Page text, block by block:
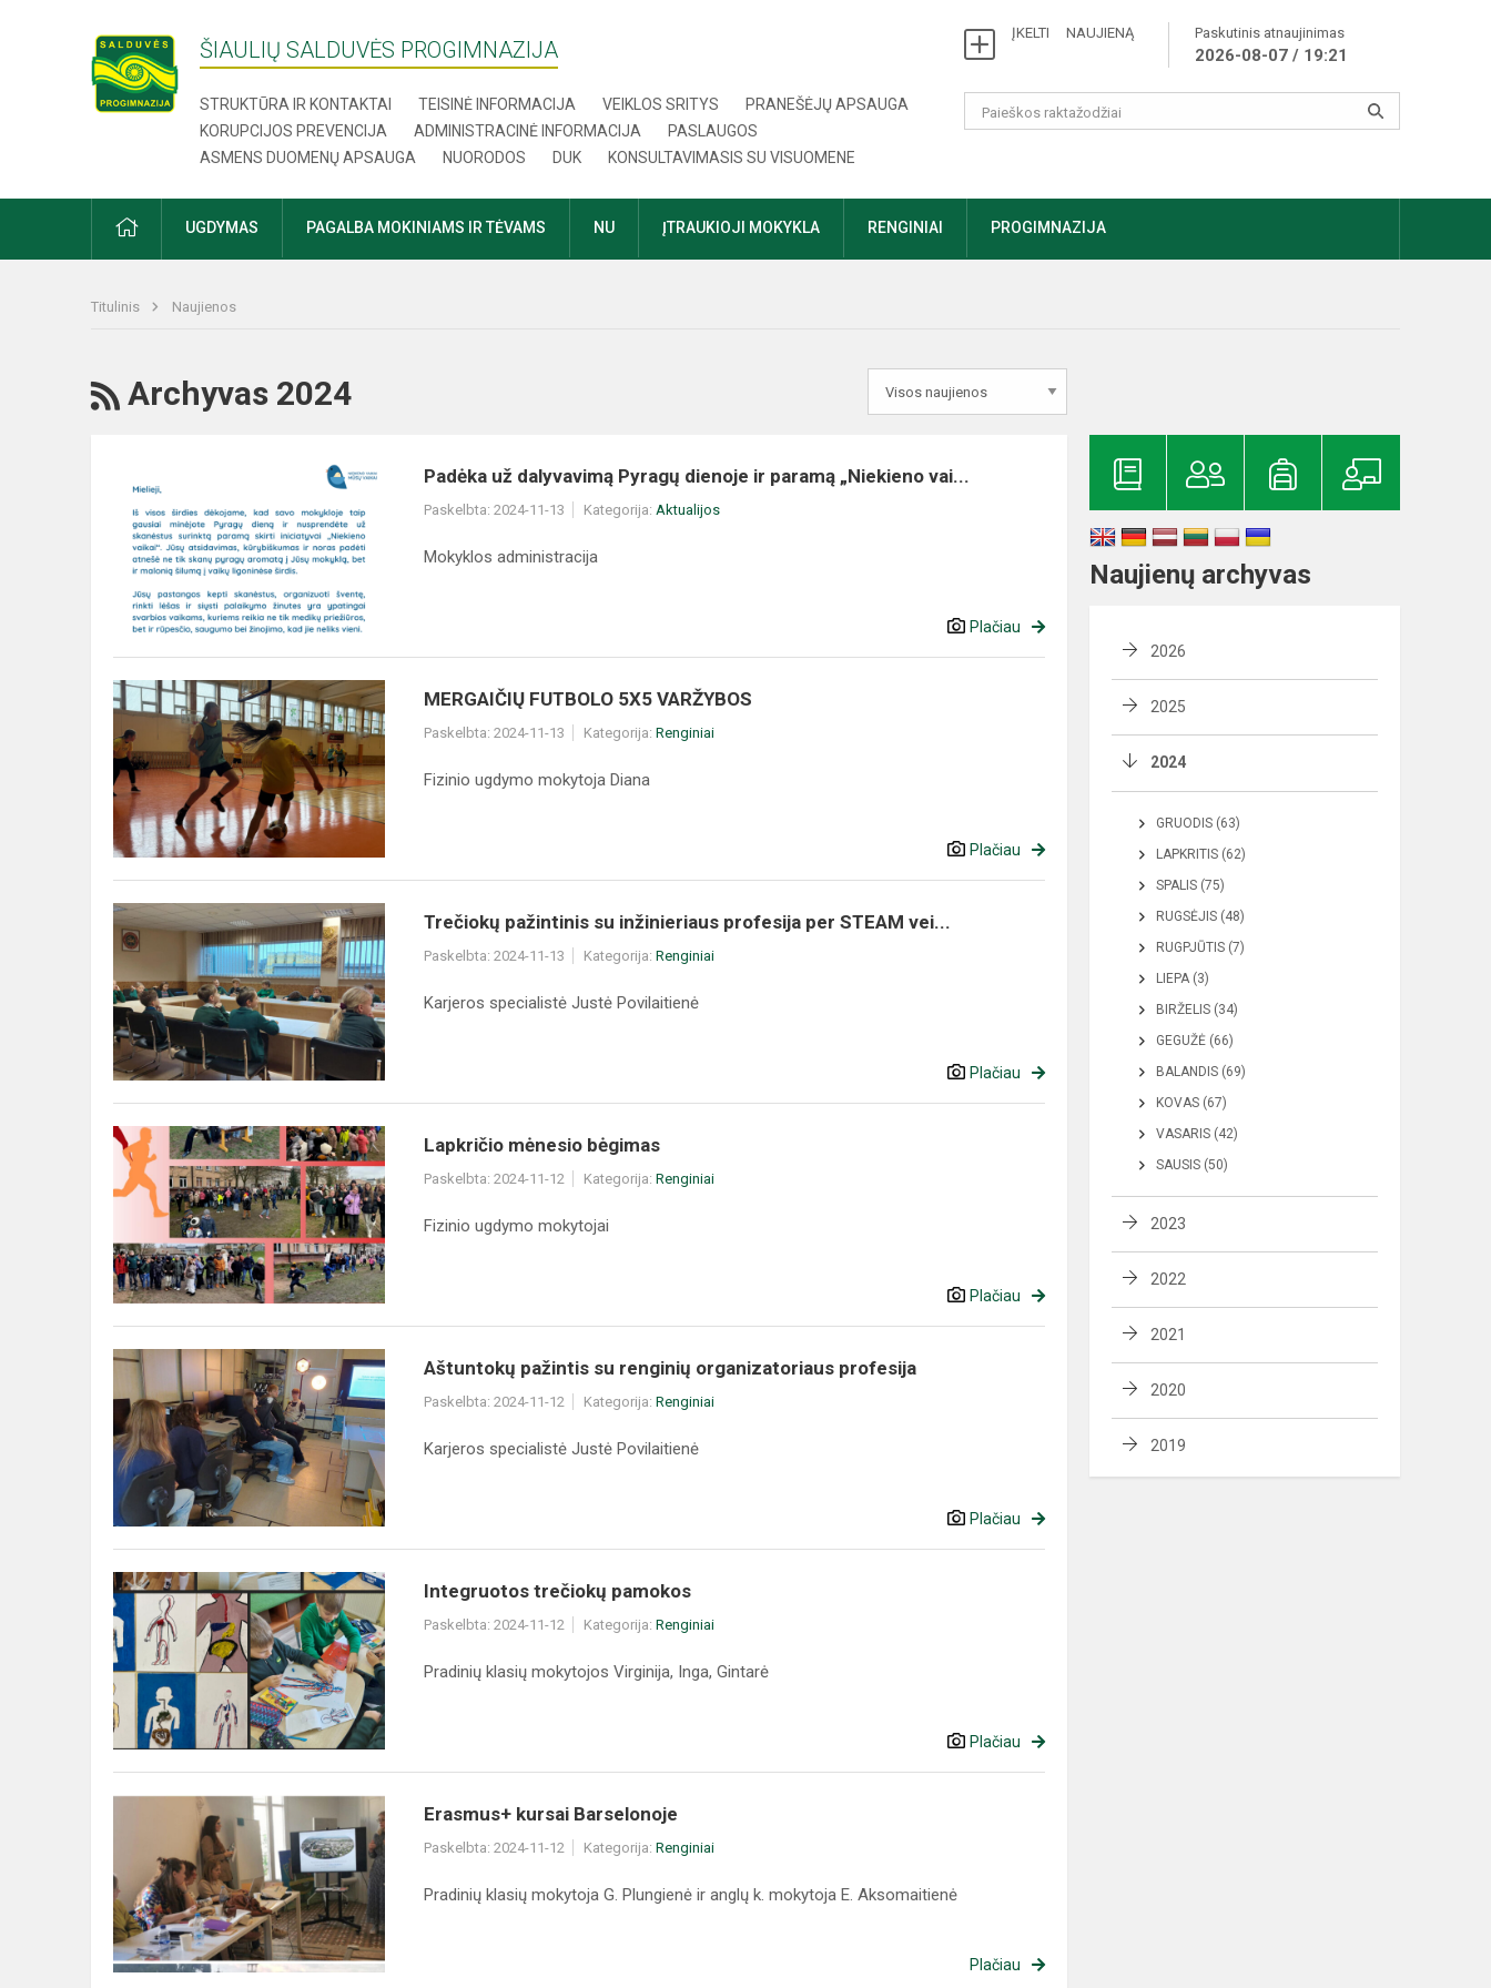
ŠIAULIŲ SALDUVĖS PROGIMNAZIJA
STRUKTŪRA IR KONTAKTAI TEISINĖ INFORMACIJA VEIKLOS SRITYS
PRANEŠĖJŲ APSAUGA
KORUPCIJOS PREVENCIJA
ADMINISTRACINĖ INFORMACIJA
PASLAUGOS
ASMENS DUOMENŲ APSAUGA
NUORODOS DUK KONSULTAVIMASIS SU VISUOMENE
ĮKELTI NAUJIENĄ Paskutinis atnaujinimas
2026-08-07 / 19:21
UGDYMAS PAGALBA MOKINIAMS IR TĖVAMS NU ĮTRAUKIOJI MOKYKLA RENGINIAI PROGIMNAZIJA
Titulinis Naujienos
Archyvas 2024
Padėka už dalyvavimą Pyragų dienoje ir paramą „Niekieno vai...
Paskelbta: 2024-11-13 Kategorija: Aktualijos
Mokyklos administracija
Plačiau
MERGAIČIŲ FUTBOLO 5X5 VARŽYBOS
Paskelbta: 2024-11-13 Kategorija: Renginiai
Fizinio ugdymo mokytoja Diana
Plačiau
Trečiokų pažintinis su inžinieriaus profesija per STEAM vei...
Paskelbta: 2024-11-13 Kategorija: Renginiai
Karjeros specialistė Justė Povilaitienė
Plačiau
Lapkričio mėnesio bėgimas
Paskelbta: 2024-11-12 Kategorija: Renginiai
Fizinio ugdymo mokytojai
Plačiau
Aštuntokų pažintis su renginių organizatoriaus profesija
Paskelbta: 2024-11-12 Kategorija: Renginiai
Karjeros specialistė Justė Povilaitienė
Plačiau
Integruotos trečiokų pamokos
Paskelbta: 2024-11-12 Kategorija: Renginiai
Pradinių klasių mokytojos Virginija, Inga, Gintarė
Plačiau
Erasmus+ kursai Barselonoje
Paskelbta: 2024-11-12 Kategorija: Renginiai
Pradinių klasių mokytoja G. Plungienė ir anglų k. mokytoja E. Aksomaitienė
Plačiau
Naujienų archyvas
2026
2025
2024
GRUODIS (63)
LAPKRITIS (62)
SPALIS (75)
RUGSĖJIS (48)
RUGPJŪTIS (7)
LIEPA (3)
BIRŽELIS (34)
GEGUŽĖ (66)
BALANDIS (69)
KOVAS (67)
VASARIS (42)
SAUSIS (50)
2023
2022
2021
2020
2019